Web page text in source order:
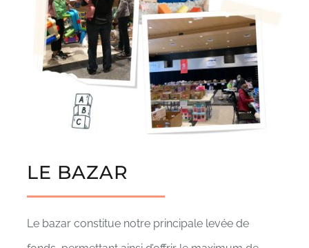
LE BAZAR
Le bazar constitue notre principale levée de